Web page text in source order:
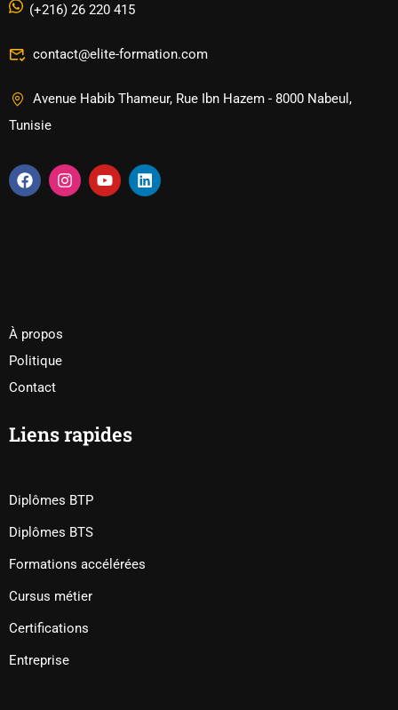
(+216) 26 220 415
contact@elite-formation.com
Avenue Habib Thameur, Rue Ibn Hazem - 8000 Nabeul,
Tunisie
À propos
Politique
Contact
Liens rapides
Diplômes BTP
Diplômes BTS
Formations accélérées
Cursus métier
Certifications
Entreprise